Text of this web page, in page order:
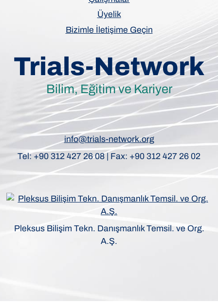
Üyelik
Bizimle İletişime Geçin
Trials-Network
Bilim, Eğitim ve Kariyer
info@trials-network.org
Tel: +90 312 427 26 08 | Fax: +90 312 427 26 02
Pleksus Bilişim Tekn. Danışmanlık Temsil. ve Org.
A.Ş.